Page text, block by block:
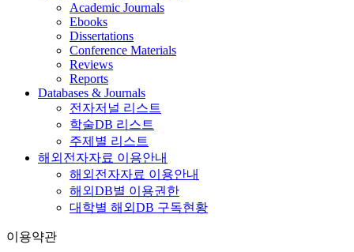
Academic Journals
Ebooks
Dissertations
Conference Materials
Reviews
Reports
Databases & Journals
전자저널 리스트
학술DB 리스트
주제별 리스트
해외전자자료 이용안내
해외전자자료 이용안내
해외DB별 이용권한
대학별 해외DB 구독현황
이용약관